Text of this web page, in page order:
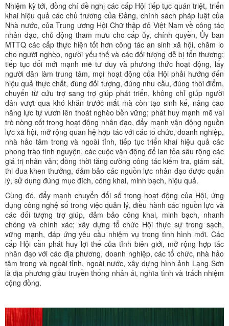
Nhiệm kỳ tới, đồng chí đề nghị các cấp Hội tiếp tục quán triệt, triển
khai hiệu quả các chủ trương của Đảng, chính sách pháp luật của
Nhà nước, của Trung ương Hội Chữ thập đỏ Việt Nam về công tác
nhân đạo, chủ động tham mưu cho cấp ủy, chính quyền, Ủy ban
MTTQ các cấp thực hiện tốt hơn công tác an sinh xã hội, chăm lo
cho người nghèo, người yếu thế và các đối tượng dễ bị tổn thương;
tiếp tục đổi mới mạnh mẽ tư duy và phương thức hoạt động, lấy
người dân làm trung tâm, mọi hoạt động của Hội phải hướng đến
hiệu quả thực chất, đúng đối tượng, đúng nhu cầu, đúng thời điểm,
chuyển từ cứu trợ sang trợ giúp phát triển, không chỉ giúp người
dân vượt qua khó khăn trước mắt mà còn tạo sinh kế, nâng cao
năng lực tự vươn lên thoát nghèo bền vững; phát huy mạnh mẽ vai
trò nòng cốt trong hoạt động nhân đạo, đẩy mạnh vận động nguồn
lực xã hội, mở rộng quan hệ hợp tác với các tổ chức, doanh nghiệp,
nhà hảo tâm trong và ngoài tỉnh, tiếp tục triển khai hiệu quả các
phong trào tình nguyện, các cuộc vận động để lan tỏa sâu rộng các
giá trị nhân văn; đồng thời tăng cường công tác kiểm tra, giám sát,
thi đua khen thưởng, đảm bảo các nguồn lực nhân đạo được quản
lý, sử dụng đúng mục đích, công khai, minh bạch, hiệu quả.
Cùng đó, đẩy mạnh chuyển đổi số trong hoạt động của Hội, ứng
dụng công nghệ số trong việc quản lý, điều hành các nguồn lực và
các đối tượng trợ giúp, đảm bảo công khai, minh bạch, nhanh
chóng và chính xác; xây dựng tổ chức Hội thực sự trong sạch,
vững mạnh, đáp ứng yêu cầu nhiệm vụ trong tình hình mới. Các
cấp Hội cần phát huy lợi thế của tỉnh biên giới, mở rộng hợp tác
nhân đạo với các địa phương, doanh nghiệp, các tổ chức, nhà hảo
tâm trong và ngoài tỉnh, ngoài nước, xây dựng hình ảnh Lạng Sơn
là địa phương giàu truyền thống nhân ái, nghĩa tình và trách nhiệm
cộng đồng.